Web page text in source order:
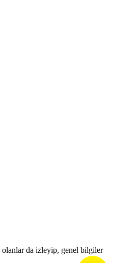
olanlar da izleyip, genel bilgiler